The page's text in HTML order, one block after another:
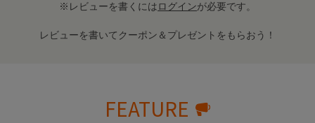
※レビューを書くにはログインが必要です。
レビューを書いてクーポン＆プレゼントをもらおう！
FEATURE